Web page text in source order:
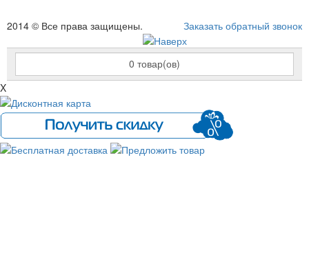
2014 © Все права защищены. Заказать обратный звонок
0 товар(ов)
X